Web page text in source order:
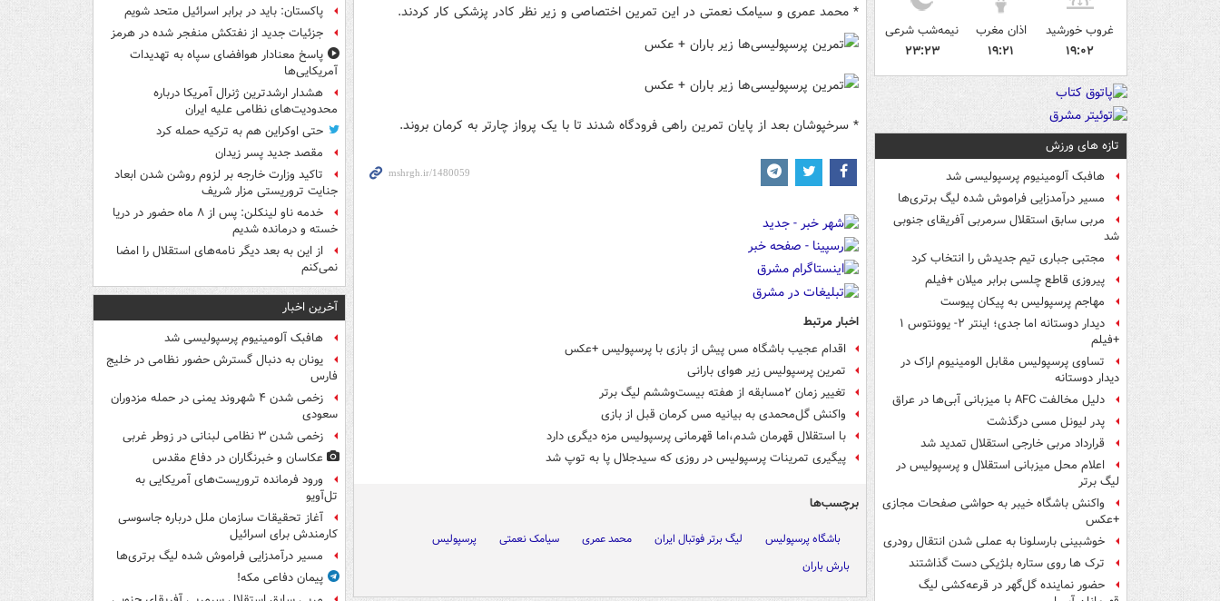
غروب خورشید
۱۹:۰۲
اذان مغرب
۱۹:۲۱
نیمه‌شب شرعی
۲۳:۲۳
تازه های ورزش
هافبک آلومینیوم پرسپولیسی شد
مسیر درآمدزایی فراموش شده لیگ برتری‌ها
مربی سابق استقلال سرمربی آفریقای جنوبی
شد
مجتبی جباری تیم جدیدش را انتخاب کرد
پیروزی قاطع چلسی برابر میلان +فیلم
مهاجم پرسپولیس به پیکان پیوست
دیدار دوستانه اما جدی؛ اینتر ۲- یوونتوس ۱
+فیلم
تساوی پرسپولیس مقابل الومینیوم اراک در
دیدار دوستانه
دلیل مخالفت AFC با میزبانی آبی‌ها در عراق
پدر لیونل مسی درگذشت
قرارداد مربی خارجی استقلال تمدید شد
اعلام محل میزبانی استقلال و پرسپولیس در
لیگ برتر
واکنش باشگاه خیبر به حواشی صفحات مجازی
+عکس
خوشبینی بارسلونا به عملی شدن انتقال رودری
ترک ها روی ستاره بلژیکی دست گذاشتند
حضور نماینده گل‌گهر در قرعه‌کشی لیگ
* محمد عمری و سیامک نعمتی در این تمرین اختصاصی و زیر نظر کادر پزشکی کار کردند.
* سرخپوشان بعد از پایان تمرین راهی فرودگاه شدند تا با یک پرواز چارتر به کرمان بروند.
اخبار مرتبط
اقدام عجیب باشگاه مس پیش از بازی با پرسپولیس +عکس
تمرین پرسپولیس زیر هوای بارانی
تغییر زمان ۲مسابقه از هفته بیست‌وششم لیگ برتر
واکنش گل‌محمدی به بیانیه مس کرمان قبل از بازی
با استقلال قهرمان شدم،اما قهرمانی پرسپولیس مزه دیگری دارد
پیگیری تمرینات پرسپولیس در روزی که سیدجلال پا به توپ شد
برچسب‌ها
باشگاه پرسپولیس لیگ برتر فوتبال ایران محمد عمری سیامک نعمتی
پرسپولیس
بارش باران
پاکستان: باید در برابر اسرائیل متحد شویم
جزئیات جدید از نفتکش منفجر شده در هرمز
پاسخ معنادار هوافضای سپاه به تهدیدات
آمریکایی‌ها
هشدار ارشدترین ژنرال آمریکا درباره
محدودیت‌های نظامی علیه ایران
حتی اوکراین هم به ترکیه حمله کرد
مقصد جدید پسر زیدان
تاکید وزارت خارجه بر لزوم روشن شدن ابعاد
جنایت تروریستی مزار شریف
خدمه ناو لینکلن: پس از ۸ ماه حضور در دریا
خسته و درمانده‌ شدیم
از این به بعد دیگر نامه‌های استقلال را امضا
نمی‌کنم
آخرین اخبار
هافبک آلومینیوم پرسپولیسی شد
یونان به دنبال گسترش حضور نظامی در خلیج
فارس
زخمی شدن ۴ شهروند یمنی در حمله مزدوران
سعودی
زخمی شدن ۳ نظامی لبنانی در زوطر غربی
عکاسان و خبرنگاران در دفاع مقدس
ورود فرمانده تروریست‌های آمریکایی به
تل‌آویو
آغاز تحقیقات سازمان ملل درباره جاسوسی
کارمندش برای اسرائیل
مسیر درآمدزایی فراموش شده لیگ برتری‌ها
پیمان دفاعی مکه!